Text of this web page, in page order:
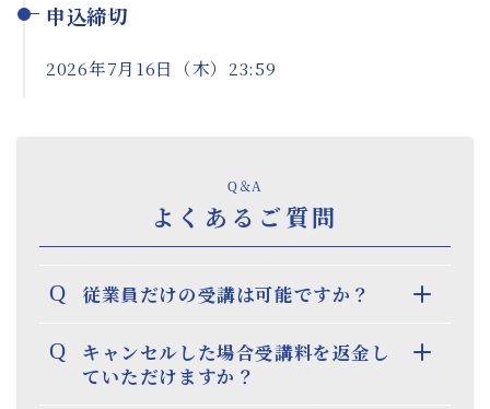
申込締切
2026年7月16日（木）23:59
Q＆A
よくあるご質問
Q 従業員だけの受講は可能ですか？
Q
キャンセルした場合受講料を返金し
ていただけますか？